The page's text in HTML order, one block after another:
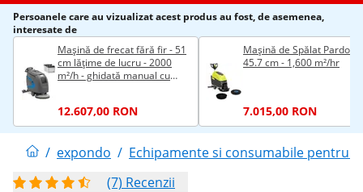
Persoanele care au vizualizat acest produs au fost, de asemenea,
interesate de
Mașină de frecat fără fir - 51
cm lățime de lucru - 2000
m²/h - ghidată manual cu
12.607,00 RON
Mașină de Spălat
45.7 cm - 1,600 m²/hr
7.015,00 RON
/ expondo / Echipamente si consumabile pentru
(7) Recenzii